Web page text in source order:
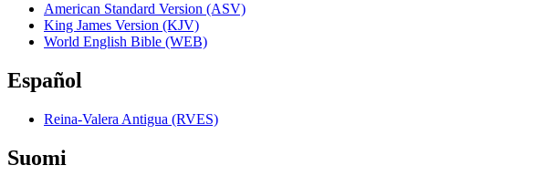
American Standard Version (ASV)
King James Version (KJV)
World English Bible (WEB)
Español
Reina-Valera Antigua (RVES)
Suomi